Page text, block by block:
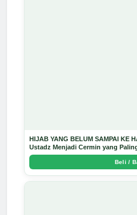
HIJAB YANG BELUM SAMPAI KE
Ustadz Menjadi Cermin yang
Beli /